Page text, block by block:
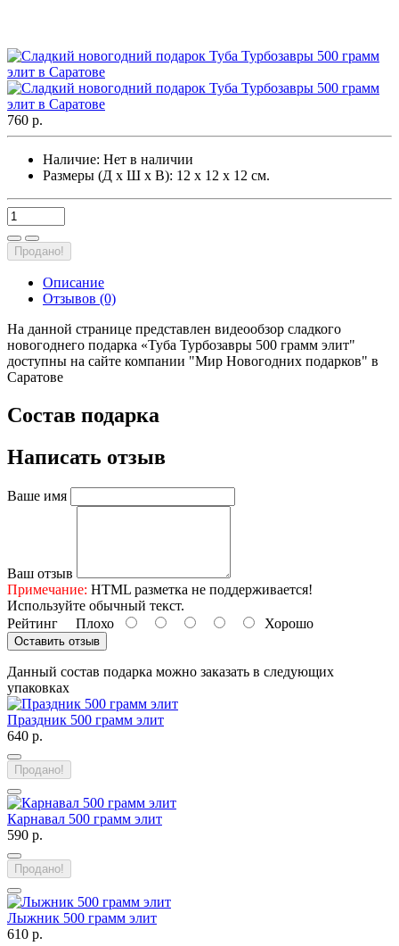
760 р.
Наличие: Нет в наличии
Размеры (Д х Ш х В): 12 х 12 х 12 см.
Продано!
Описание
Отзывов (0)
На данной странице представлен видеообзор сладкого
новогоднего подарка «Туба Турбозавры 500 грамм элит"
доступны на сайте компании "Мир Новогодних подарков" в
Саратове
Состав подарка
Написать отзыв
Ваше имя
Ваш отзыв
Примечание: HTML разметка не поддерживается!
Используйте обычный текст.
Рейтинг Плохо Хорошо
Оставить отзыв
Данный состав подарка можно заказать в следующих
упаковках
Праздник 500 грамм элит
640 р.
Продано!
Карнавал 500 грамм элит
590 р.
Продано!
Лыжник 500 грамм элит
610 р.